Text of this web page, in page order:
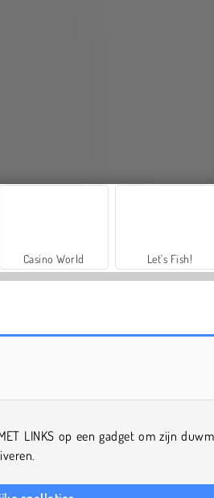
Casino World Let's Fish!
LINKS op een gadget om zijn